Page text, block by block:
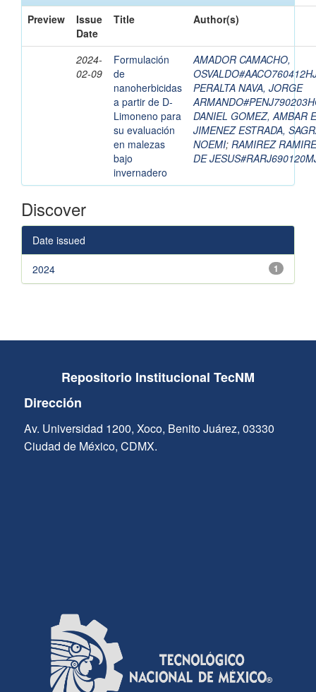
Preview
Issue
Date
Title Author(s)
2024-
02-09
Formulación
de
nanoherbicidas
a partir de D-
Limoneno para
su evaluación
en malezas
bajo
invernadero
AMADOR CAMACHO,
PERALTA NAVA, JORGE
DANIEL GOMEZ, AMBAR
JIMENEZ ESTRADA,
NOEMI; RAMIREZ
DE
Discover
Date issued
1
2024
Repositorio Institucional TecNM
Dirección
Av. Universidad 1200, Xoco, Benito Juárez, 03330
Ciudad de México, CDMX.